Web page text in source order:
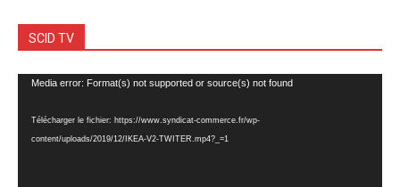
SCID TV
Lecteur
Media error: Format(s) not supported or source(s) not found
Télécharger le fichier: https://www.syndicat-commerce.fr/wp-
content/uploads/2019/12/IKEA-V2-TWITER.mp4?_=1